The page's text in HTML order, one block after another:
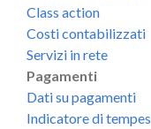
Class action
Costi contabilizzati
Servizi in rete
Pagamenti
Dati su pagamenti
Indicatore di